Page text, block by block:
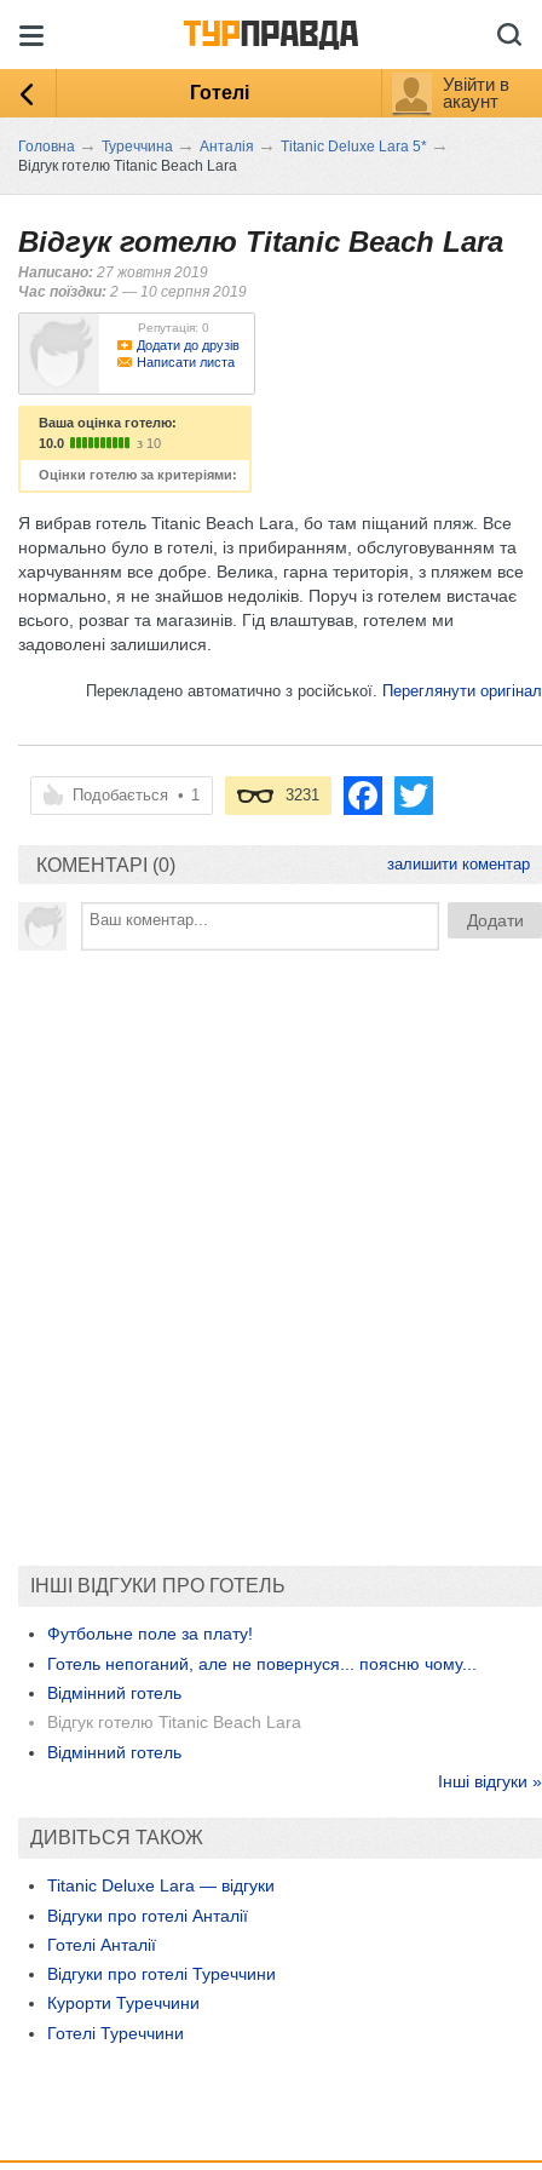
Готелі
Увійти в
акаунт
Головна → Туреччина → Анталія → Titanic Deluxe Lara 5* →
Відгук готелю Titanic Beach Lara
Відгук готелю Titanic Beach Lara
Написано: 27 жовтня 2019
Час поїздки: 2 — 10 серпня 2019
Репутація: 0
Додати до друзів
Написати листа
Ваша оцінка готелю:
10.0
з 10
Оцінки готелю за критеріями:
Я вибрав готель Titanic Beach Lara, бо там піщаний пляж. Все
нормально було в готелі, із прибиранням, обслуговуванням та
харчуванням все добре. Велика, гарна територія, з пляжем все
нормально, я не знайшов недоліків. Поруч із готелем вистачає
всього, розваг та магазинів. Гід влаштував, готелем ми
задоволені залишилися.
Перекладено автоматично з російської. Переглянути оригінал
Подобається • 1 3231
КОМЕНТАРІ (0) залишити коментар
ІНШІ ВІДГУКИ ПРО ГОТЕЛЬ
Футбольне поле за плату!
Готель непоганий, але не повернуся... поясню чому...
Відмінний готель
Відгук готелю Titanic Beach Lara
Відмінний готель
Інші відгуки »
ДИВІТЬСЯ ТАКОЖ
Titanic Deluxe Lara — відгуки
Відгуки про готелі Анталії
Готелі Анталії
Відгуки про готелі Туреччини
Курорти Туреччини
Готелі Туреччини